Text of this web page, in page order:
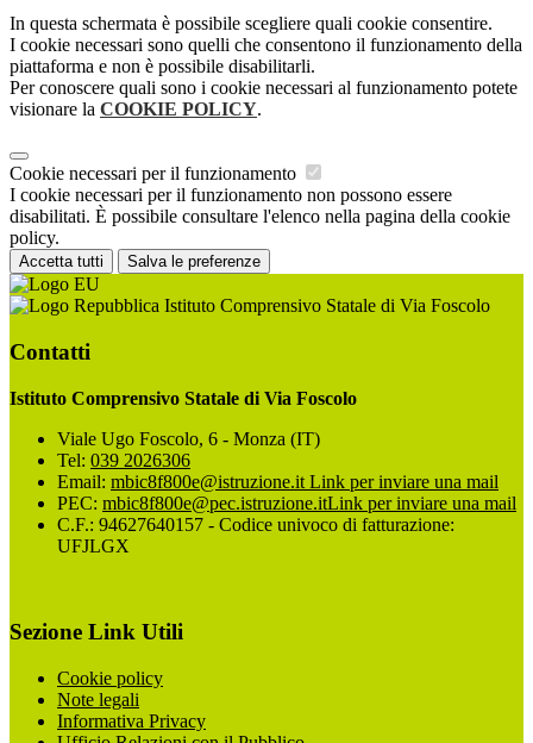
In questa schermata è possibile scegliere quali cookie consentire.
I cookie necessari sono quelli che consentono il funzionamento della
piattaforma e non è possibile disabilitarli.
Per conoscere quali sono i cookie necessari al funzionamento potete
visionare la COOKIE POLICY.
Cookie necessari per il funzionamento
I cookie necessari per il funzionamento non possono essere
disabilitati. È possibile consultare l'elenco nella pagina della cookie
policy.
Accetta tutti Salva le preferenze
Istituto Comprensivo Statale di Via Foscolo
Contatti
Istituto Comprensivo Statale di Via Foscolo
Viale Ugo Foscolo, 6 - Monza (IT)
Tel: 039 2026306
Email: mbic8f800e@istruzione.it Link per inviare una mail
PEC: mbic8f800e@pec.istruzione.itLink per inviare una mail
C.F.: 94627640157 - Codice univoco di fatturazione:
UFJLGX
Sezione Link Utili
Cookie policy
Note legali
Informativa Privacy